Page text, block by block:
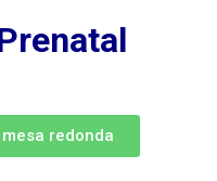
redonda